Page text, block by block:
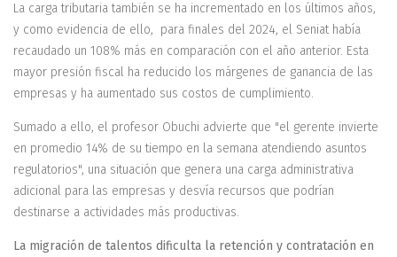
La carga tributaria también se ha incrementado en los últimos años,
y como evidencia de ello, para finales del 2024, el Seniat había
recaudado un 108% más en comparación con el año anterior. Esta
mayor presión fiscal ha reducido los márgenes de ganancia de las
empresas y ha aumentado sus costos de cumplimiento.
Sumado a ello, el profesor Obuchi advierte que "el gerente invierte
en promedio 14% de su tiempo en la semana atendiendo asuntos
regulatorios", una situación que genera una carga administrativa
adicional para las empresas y desvía recursos que podrían
destinarse a actividades más productivas.
La migración de talentos dificulta la retención y contratación en